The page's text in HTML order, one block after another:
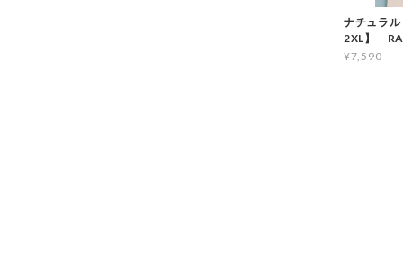
ナチュラ
2XL】
¥7,590